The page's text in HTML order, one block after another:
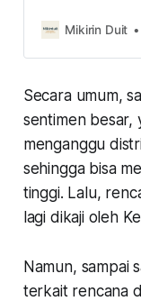
batu bara yang
kira, siapa yang
Mikirin Duit
Secara umum,
sentimen besar,
menganggu
sehingga bisa
tinggi. Lalu,
lagi dikaji oleh
Namun, sampai
terkait rencana